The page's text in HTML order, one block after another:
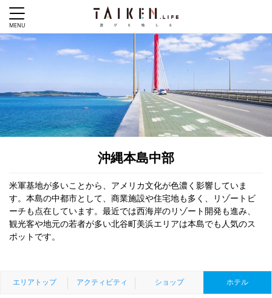
沖縄本島中部
米軍基地が多いことから、アメリカ文化が色濃く影響していま
す。本島の中都市として、商業施設や住宅地も多く、リゾートビ
ーチも点在しています。最近では西海岸のリゾート開発も進み、
観光客や地元の若者が多い北谷町美浜エリアは本島でも人気のス
ポットです。
エリアトップ アクティビティ ショップ ホテル